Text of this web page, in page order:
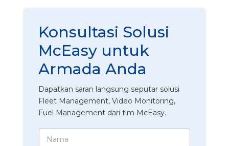
Konsultasi Solusi
McEasy untuk
Armada Anda
Dapatkan saran langsung seputar solusi
Fleet Management, Video Monitoring,
Fuel Management dari tim McEasy.
N